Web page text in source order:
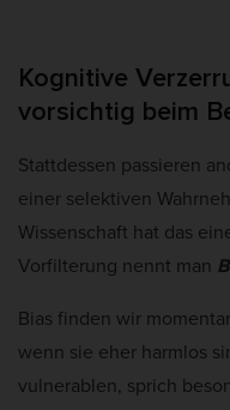
Kognitive
vorsichtig beim
Stattdessen passieren
einer selektiven
Wissenschaft hat das
Vorfilterung nennt man
Bias finden wir
wenn sie eher harmlos
vulnerablen, sprich